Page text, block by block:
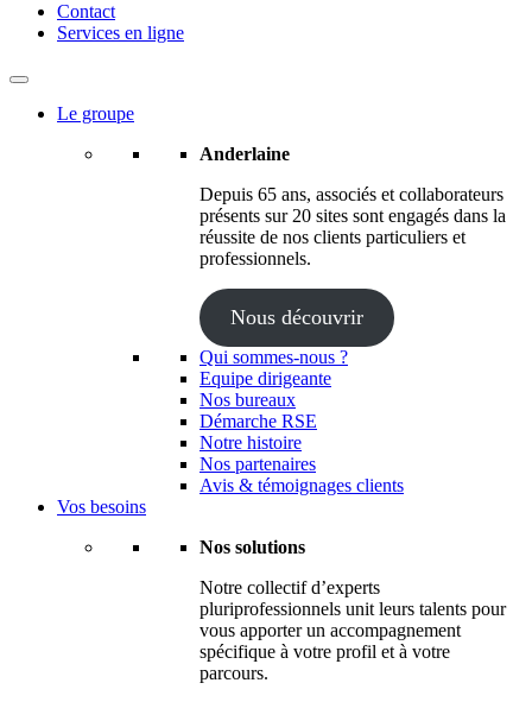
Anderlaine | Conseil – Expert comptable – Avocat – Audit
Contact
Services en ligne
Le groupe
Anderlaine
Depuis 65 ans, associés et collaborateurs
présents sur 20 sites sont engagés dans la
réussite de nos clients particuliers et
professionnels.
Nous découvrir
Qui sommes-nous ?
Equipe dirigeante
Nos bureaux
Démarche RSE
Notre histoire
Nos partenaires
Avis & témoignages clients
Vos besoins
Nos solutions
Notre collectif d’experts
pluriprofessionnels unit leurs talents pour
vous apporter un accompagnement
spécifique à votre profil et à votre
parcours.